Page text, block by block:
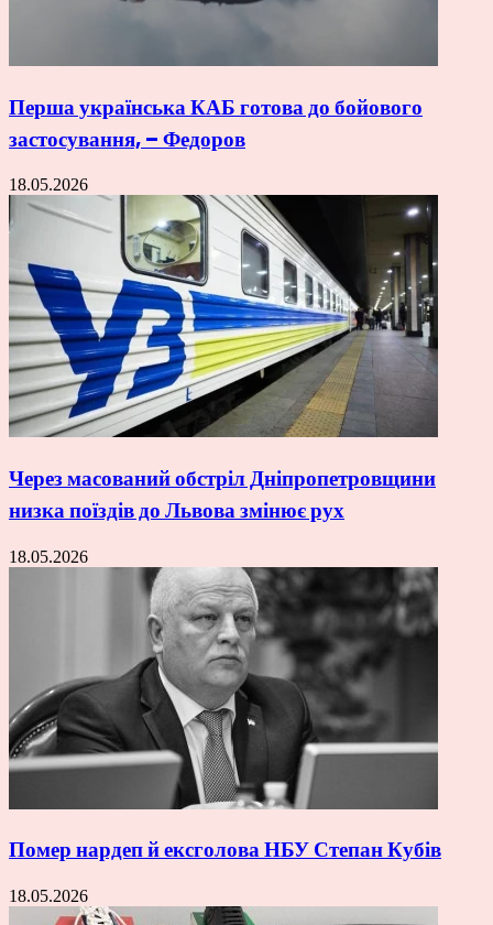
Перша українська КАБ готова до бойового
застосування, – Федоров
18.05.2026
Через масований обстріл Дніпропетровщини
низка поїздів до Львова змінює рух
18.05.2026
Помер нардеп й ексголова НБУ Степан Кубів
18.05.2026